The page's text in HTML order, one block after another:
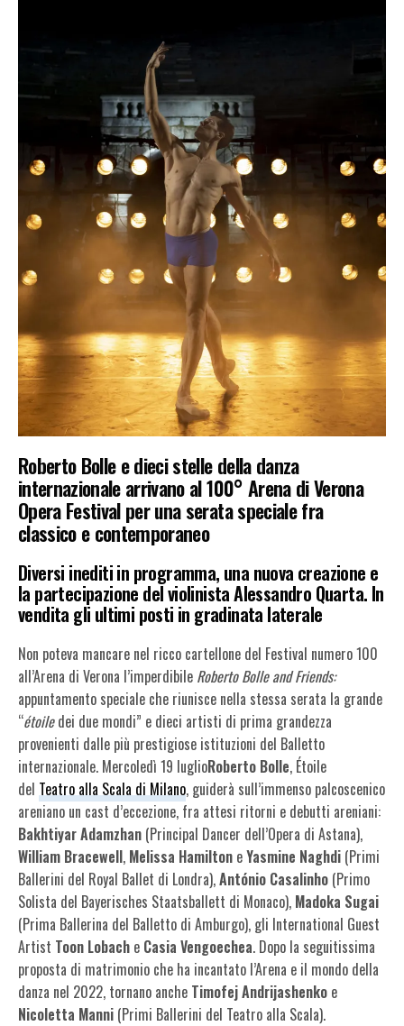
Roberto Bolle e dieci stelle della danza
internazionale arrivano al 100° Arena di Verona
Opera Festival per una serata speciale fra
classico e contemporaneo
Diversi inediti in programma, una nuova creazione e
la partecipazione del violinista Alessandro Quarta. In
vendita gli ultimi posti in gradinata laterale
Non poteva mancare nel ricco cartellone del Festival numero 100
all’Arena di Verona l’imperdibile Roberto Bolle and Friends:
appuntamento speciale che riunisce nella stessa serata la grande
“étoiledei due mondi” e dieci artisti di prima grandezza
provenienti dalle più prestigiose istituzioni del Balletto
internazionale. Mercoledì 19 luglioRoberto Bolle, Étoile
del Teatro alla Scala di Milano, guiderà sull’immenso palcoscenico
areniano un cast d’eccezione, fra attesi ritorni e debutti areniani:
BakhtiyarAdamzhan (Principal Dancer dell’Opera di Astana),
William Bracewell, Melissa Hamilton eYasmine Naghdi (Primi
Ballerini del Royal Ballet di Londra),António Casalinho (Primo
Solista del Bayerisches Staatsballett di Monaco), Madoka Sugai
(Prima Ballerina del Balletto di Amburgo), gli International Guest
Artist Toon Lobach e Casia Vengoechea. Dopo la seguitissima
proposta di matrimonio che ha incantato l’Arena e il mondo della
danza nel 2022, tornano anche Timofej Andrijashenko e
Nicoletta Manni (Primi Ballerini del Teatro alla Scala).